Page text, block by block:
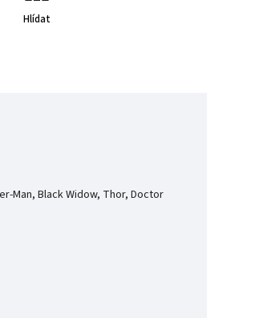
Hlídat
Man, Black Widow, Thor, Doctor